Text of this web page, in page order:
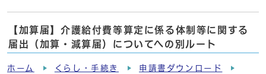
【加算届】介護給付費等算定に係る体制等に関する
届出（加算・減算届）についてへの別ルート
ホーム くらし・手続き
申請書ダウンロード